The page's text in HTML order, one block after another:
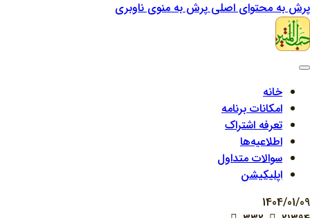
پرش به محتوای اصلیپرش به منوی ناوبری
خانه
امکانات برنامه
تعرفه اشتراک
اطلاعیه‌ها
سوالات متداول
اپلیکیشن
1404/01/09